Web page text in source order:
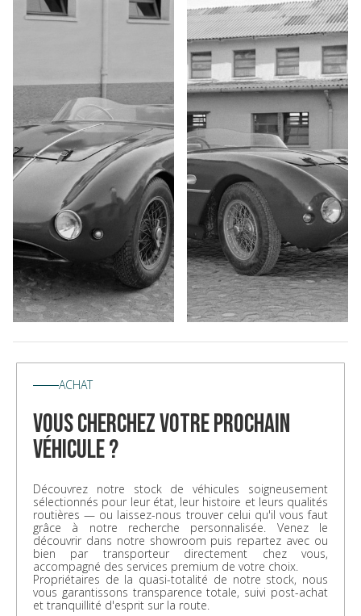
ACHAT
vous cherchez votre prochain
véhicule ?
Découvrez notre stock de véhicules soigneusement
sélectionnés pour leur état, leur histoire et leurs qualités
routières — ou laissez-nous trouver celui qu'il vous faut
grâce à notre recherche personnalisée. Venez le
découvrir dans notre showroom puis repartez avec ou
bien par transporteur directement chez vous,
accompagné des services premium de votre choix.
Propriétaires de la quasi-totalité de notre stock, nous
vous garantissons transparence totale, suivi post-achat
et tranquillité d'esprit sur la route.